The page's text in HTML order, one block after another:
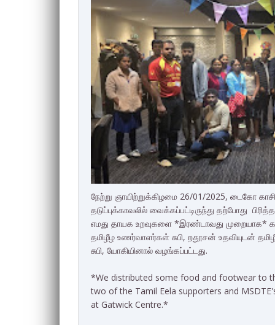
நேற்று ஞாயிற்றுக்கிழமை 26/01/2025, டைகோ
தடுப்புக்காவலில் வைக்கப்பட்டிருந்து தற்போது
எமது தாயக உறவுகளை *இரண்டாவது
தமிழீழ உணர்வாளர்கள் சுபி, றதூசன் உதவியுடன்
சுபி, யோகியினால் வழங்கப்பட்டது.
*We distributed some food and footwear to
two of the Tamil Eela supporters and
at Gatwick Centre.*